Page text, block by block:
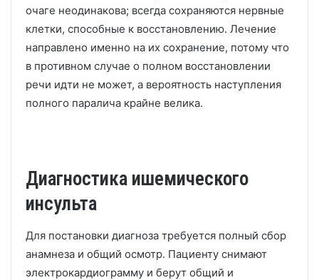
очаге неодинакова; всегда сохраняются нервные
клетки, способные к восстановлению. Лечение
направлено именно на их сохранение, потому что
в противном случае о полном восстановлении
речи идти не может, а вероятность наступления
полного паралича крайне велика.
Диагностика ишемического
инсульта
Для постановки диагноза требуется полный сбор
анамнеза и общий осмотр. Пациенту снимают
электрокардиограмму и берут общий и